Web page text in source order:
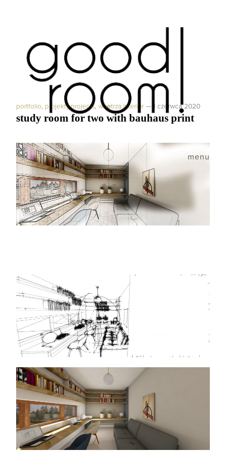
menu
portfolio, projekty.projects, wnętrza.interior — 1 czerwca 2020
study room for two with bauhaus print